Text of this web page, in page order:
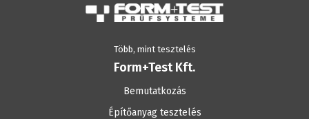
Több, mint tesztelés
Form+Test Kft.
Bemutatkozás
Építőanyag tesztelés